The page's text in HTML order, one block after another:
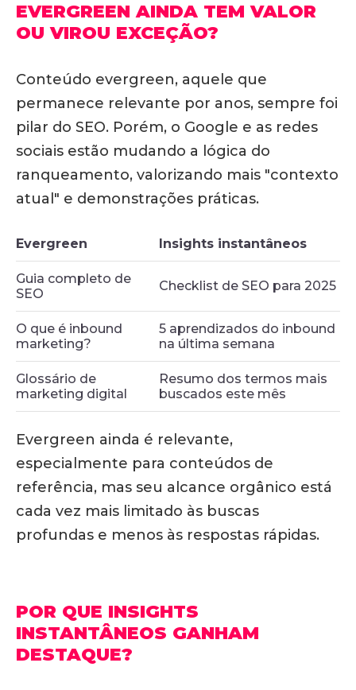
EVERGREEN AINDA TEM VALOR
OU VIROU EXCEÇÃO?
Conteúdo evergreen, aquele que
permanece relevante por anos, sempre foi
pilar do SEO. Porém, o Google e as redes
sociais estão mudando a lógica do
ranqueamento, valorizando mais "contexto
atual" e demonstrações práticas.
Evergreen Insights instantâneos
Guia completo de
SEO
Checklist de SEO para 2025
O que é inbound
marketing?
5 aprendizados do inbound
na última semana
Glossário de
marketing digital
Resumo dos termos mais
buscados este mês
Evergreen ainda é relevante,
especialmente para conteúdos de
referência, mas seu alcance orgânico está
cada vez mais limitado às buscas
profundas e menos às respostas rápidas.
POR QUE INSIGHTS
INSTANTÂNEOS GANHAM
DESTAQUE?